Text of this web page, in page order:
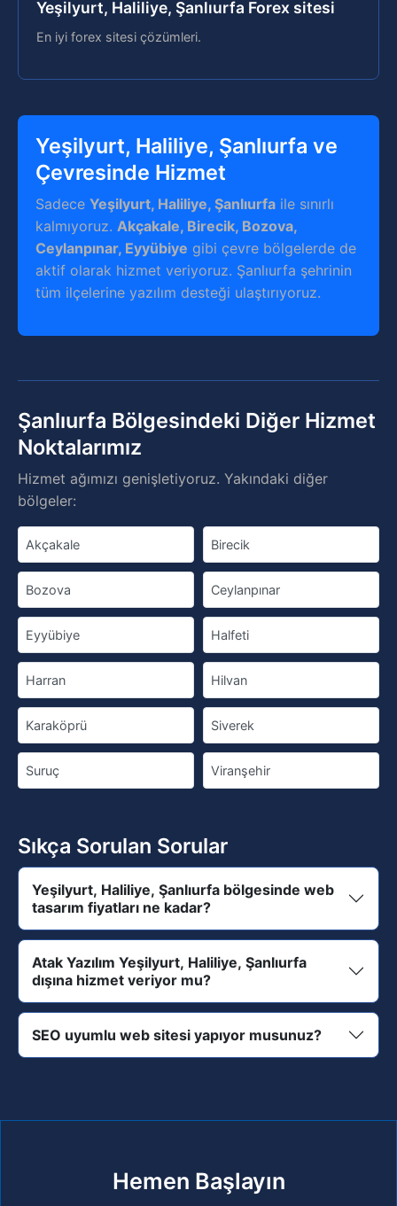
Yeşilyurt, Haliliye, Şanlıurfa Forex sitesi
En iyi forex sitesi çözümleri.
Yeşilyurt, Haliliye, Şanlıurfa ve
Çevresinde Hizmet
Sadece Yeşilyurt, Haliliye, Şanlıurfa ile sınırlı
kalmıyoruz. Akçakale, Birecik, Bozova,
Ceylanpınar, Eyyübiye gibi çevre bölgelerde de
aktif olarak hizmet veriyoruz. Şanlıurfa şehrinin
tüm ilçelerine yazılım desteği ulaştırıyoruz.
Şanlıurfa Bölgesindeki Diğer Hizmet
Noktalarımız
Hizmet ağımızı genişletiyoruz. Yakındaki diğer
bölgeler:
Akçakale Birecik
Bozova Ceylanpınar
Eyyübiye Halfeti
Harran Hilvan
Karaköprü Siverek
Suruç Viranşehir
Sıkça Sorulan Sorular
Yeşilyurt, Haliliye, Şanlıurfa bölgesinde web
tasarım fiyatları ne kadar?
Atak Yazılım Yeşilyurt, Haliliye, Şanlıurfa
dışına hizmet veriyor mu?
SEO uyumlu web sitesi yapıyor musunuz?
Hemen Başlayın